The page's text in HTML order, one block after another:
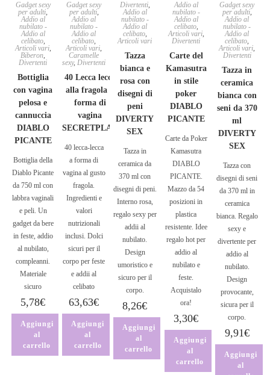
Gadget sexy
per adulti,
Addio al
nubilato -
Addio al
celibato,
Articoli vari,
Biberon,
Divertenti
Bottiglia
con vagina
pelosa e
cannuccia
DIABLO
PICANTE
Bottiglia della
Diablo Picante
da 750 ml con
labbra vaginali
e peli. Un
gadget da bere
in feste, addio
al nubilato,
compleanni.
Materiale
sicuro
5,78€
Aggiungi
al
carrello
Gadget sexy
per adulti,
Addio al
nubilato -
Addio al
celibato,
Articoli vari,
Caramelle
sexy,Divertenti
40 Lecca lecca
alla fragola a
forma di
vagina
SECRETPLAY
40 lecca-lecca
a forma di
vagina al gusto
fragola.
Ingredienti e
valori
nutrizionali
inclusi. Dolci
sicuri per il
corpo per feste
e addii al
celibato
63,63€
Aggiungi
al
carrello
Divertenti,
Addio al
nubilato -
Addio al
celibato,
Articoli vari
Tazza
bianca e
rosa con
disegni di
peni
DIVERTY
SEX
Tazza in
ceramica da
370 ml con
disegni di peni.
Interno rosa,
regalo sexy per
addii al
nubilato.
Design
umoristico e
sicuro per il
corpo.
8,26€
Aggiungi
al
carrello
Addio al
nubilato -
Addio al
celibato,
Articoli vari,
Divertenti
Carte del
Kamasutra
in stile
poker
DIABLO
PICANTE
Carte da Poker
Kamasutra
DIABLO
PICANTE.
Mazzo da 54
posizioni in
plastica
resistente. Idee
regalo hot per
addio al
nubilato e
feste.
Acquistalo
ora!
3,30€
Aggiungi
al
carrello
Gadget sexy
per adulti,
Addio al
nubilato -
Addio al
celibato,
Articoli vari,
Divertenti
Tazza in
ceramica
bianca con
seni da 370
ml
DIVERTY
SEX
Tazza con
disegni di seni
da 370 ml in
ceramica
bianca. Regalo
sexy e
divertente per
addio al
nubilato.
Design
provocante,
sicura per il
corpo.
9,91€
Aggiungi
al